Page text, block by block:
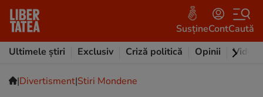
SusțineContCaută
Ultimele știri
Exclusiv Criză politică Opinii Video
|Divertisment|Stiri Mondene